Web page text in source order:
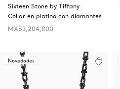
Sixteen Stone by Tiffany
Collar en platino con diamantes
MX$3,204,000
Novedades